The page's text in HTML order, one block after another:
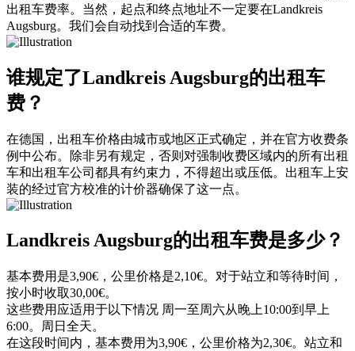
出租车费率。当然，起点和终点地址不一定要在Landkreis
Augsburg。我们会自动找到合适的车费。
谁规定了Landkreis Augsburg的出租车
费？
在德国，出租车价格由城市或地区正式确定，并在官方收费条
例中公布。除非另有规定，否则对强制收费区域内的所有出租
车和出租车公司都具有约束力，不得超出或压低。出租车上安
装的经过官方校准的计价器确保了这一点。
Landkreis Augsburg的出租车费是多少？
基本费用是3,90€，公里价格是2,10€。对于站立和等待时间，
按小时收取30,00€。
这些费用应适用于以下情况 周一至周六从晚上10:00到早上
6:00。周日全天。
在这段时间内，基本费用为3,90€，公里价格为2,30€。站立和